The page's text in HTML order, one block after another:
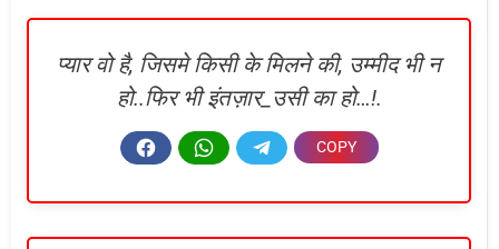
प्यार वो है, जिसमे किसी के मिलने की, उम्मीद भी न
हो..फिर भी इंतज़ार_उसी का हो…!.